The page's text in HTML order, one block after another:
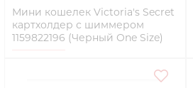
Мини кошелек Victoria's Secret
картхолдер с шиммером
1159822196 (Черный One Size)